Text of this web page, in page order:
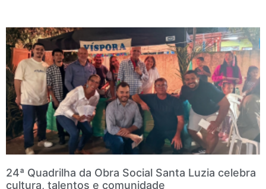
24ª Quadrilha da Obra Social Santa Luzia celebra
cultura, talentos e comunidade